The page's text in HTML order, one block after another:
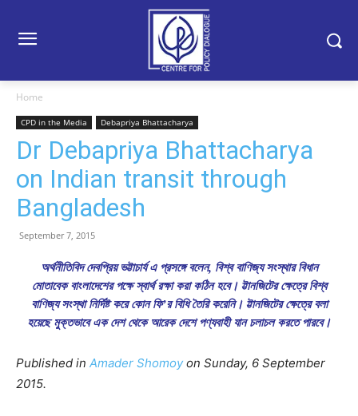
Home
CPD in the Media Debapriya Bhattacharya
Dr Debapriya Bhattacharya
on Indian transit through
Bangladesh
September 7, 2015
অর্থনীতিবিদ দেবপ্রিয় ভট্টাচার্য এ প্রসঙ্গে বলেন, বিশ্ব বাণিজ্য সংস্থার বিধান
মোতাবেক বাংলাদেশের পক্ষে স্বার্থ রক্ষা করা কঠিন হবে। ট্টানজিটের ক্ষেত্রে বিশ্ব
বাণিজ্য সংস্থা নির্দিষ্ট করে কোন ফি’র বিধি তৈরি করেনি। ট্টানজিটের ক্ষেত্রে বলা
হয়েছে মুক্তভাবে এক দেশ থেকে আরেক দেশে পণ্যবাহী যান চলাচল করতে পারবে।
Published in Amader Shomoyon Sunday, 6 September
2015.